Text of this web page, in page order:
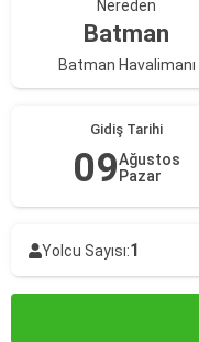
Nereden
Batman
Batman Havalimanı
Gidiş Tarihi
09Ağustos
Pazar
Yolcu Sayısı:1